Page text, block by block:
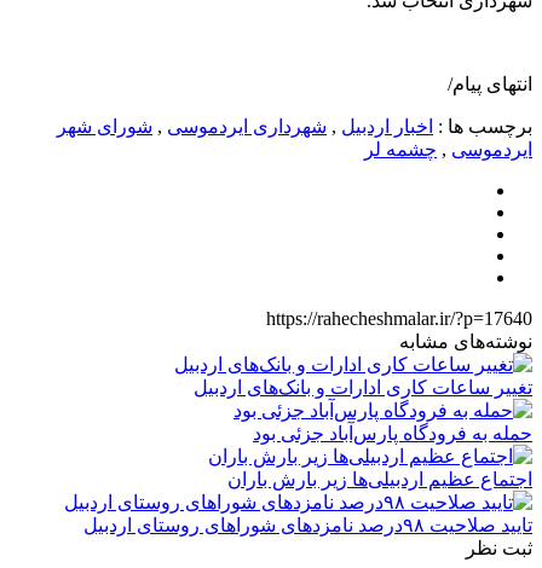
انتهای پیام/
برچسب ها : اخبار اردبیل , شهرداری ایردموسی , شورای شهر
ایردموسی , چشمه لر
https://rahecheshmalar.ir/?p=17640
نوشته‌های مشابه
تغییر ساعات کاری ادارات و بانک‌های اردبیل
حمله به فرودگاه پارس‌‌آباد جزئی بود
اجتماع عظیم اردبیلی‌ها زیر بارش باران
تایید صلاحیت ۹۸درصد نامزدهای شوراهای روستای اردبیل
ثبت نظر